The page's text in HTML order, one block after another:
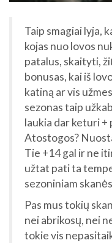
Taip smagiai lyja,
kojas nuo lovos
patalus, skaityti,
bonusas, kai iš
katiną ar vis
sezonas taip
laukia dar keturi
Atostogos?
Tie +14 gal ir ne
užtat pati ta
sezoniniam
Pas mus tokių
nei abrikosų, nei
tokie vis